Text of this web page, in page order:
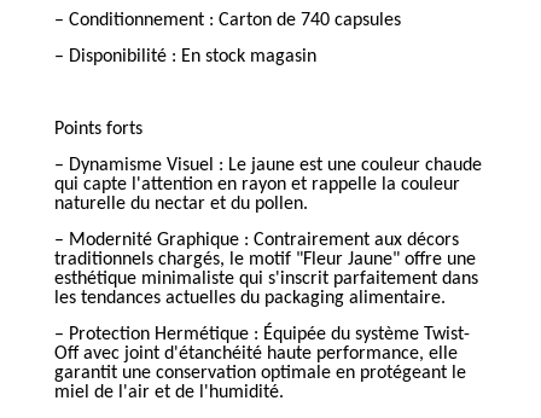
– Conditionnement : Carton de 740 capsules
– Disponibilité : En stock magasin
Points forts
– Dynamisme Visuel : Le jaune est une couleur chaude
qui capte l'attention en rayon et rappelle la couleur
naturelle du nectar et du pollen.
– Modernité Graphique : Contrairement aux décors
traditionnels chargés, le motif "Fleur Jaune" offre une
esthétique minimaliste qui s'inscrit parfaitement dans
les tendances actuelles du packaging alimentaire.
– Protection Hermétique : Équipée du système Twist-
Off avec joint d'étanchéité haute performance, elle
garantit une conservation optimale en protégeant le
miel de l'air et de l'humidité.